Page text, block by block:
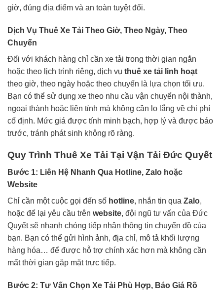
giờ, đúng địa điểm và an toàn tuyệt đối.
Dịch Vụ Thuê Xe Tải Theo Giờ, Theo Ngày, Theo
Chuyến
Đối với khách hàng chỉ cần xe tải trong thời gian ngắn
hoặc theo lịch trình riêng, dịch vụ thuê xe tải linh hoạt
theo giờ, theo ngày hoặc theo chuyến là lựa chọn tối ưu.
Bạn có thể sử dụng xe theo nhu cầu vận chuyển nội thành,
ngoại thành hoặc liên tỉnh mà không cần lo lắng về chi phí
cố định. Mức giá được tính minh bạch, hợp lý và được báo
trước, tránh phát sinh không rõ ràng.
Quy Trình Thuê Xe Tải Tại Vận Tải Đức Quyết
Bước 1: Liên Hệ Nhanh Qua Hotline, Zalo hoặc
Website
Chỉ cần một cuộc gọi đến số hotline, nhắn tin qua Zalo,
hoặc để lại yêu cầu trên website, đội ngũ tư vấn của Đức
Quyết sẽ nhanh chóng tiếp nhận thông tin chuyển đồ của
bạn. Bạn có thể gửi hình ảnh, địa chỉ, mô tả khối lượng
hàng hóa… để được hỗ trợ chính xác hơn mà không cần
mất thời gian gặp mặt trực tiếp.
Bước 2: Tư Vấn Chọn Xe Tải Phù Hợp, Báo Giá Rõ